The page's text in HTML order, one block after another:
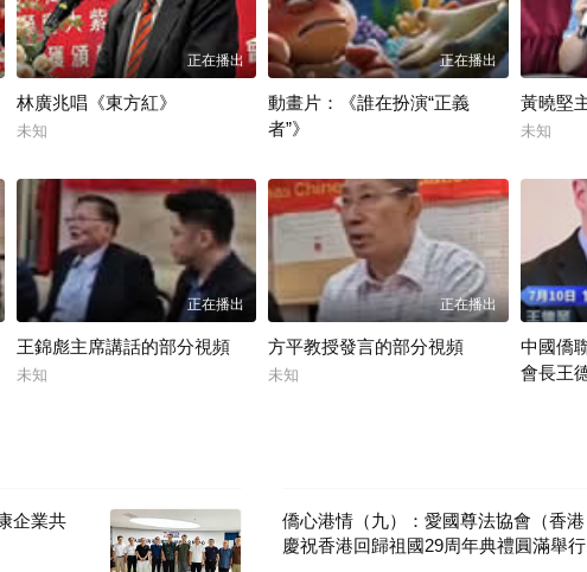
正在播出
林廣兆唱《東方紅》
未知
正在播出
動畫片：《誰在扮演“正義
者”》
黃曉堅
未知
正在播出
王錦彪主席講話的部分視頻
未知
正在播出
方平教授發言的部分視頻
未知
中國僑
會長王
企業共
僑心港情（九）：愛國尊法協會（香港
慶祝香港回歸祖國29周年典禮圓滿舉行